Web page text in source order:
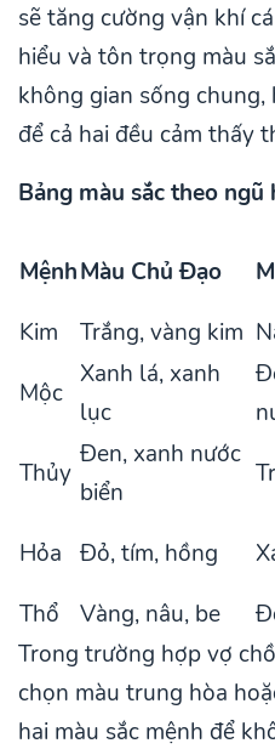
sẽ tăng cường vận khí
hiểu và tôn trọng màu
không gian sống
để cả hai đều cảm thấy
Bảng màu sắc theo ngũ
MệnhMàu Chủ Đạo
Kim
Trắng, vàng kim
Mộc
Xanh lá, xanh
lục
Thủy
Đen, xanh nước
biển
Hỏa
Đỏ, tím, hồng
Thổ
Vàng, nâu, be
Trong trường hợp vợ
chọn màu trung hòa
hai màu sắc mệnh để